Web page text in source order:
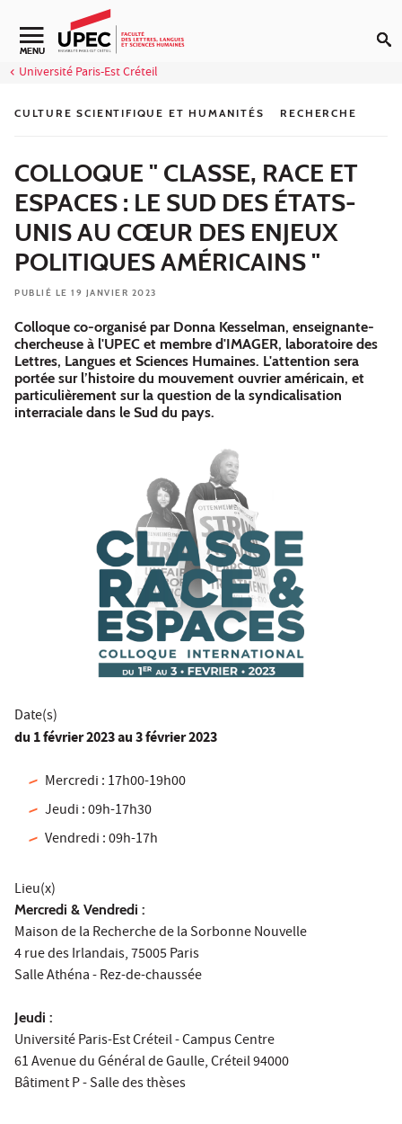
Aller au contenu
Navigation secondaire
MENU
Université Paris-Est Créteil
CULTURE SCIENTIFIQUE ET HUMANITÉS RECHERCHE
COLLOQUE " CLASSE, RACE ET
ESPACES : LE SUD DES ÉTATS-
UNIS AU CŒUR DES ENJEUX
POLITIQUES AMÉRICAINS "
PUBLIÉ LE 19 JANVIER 2023
Colloque co-organisé par Donna Kesselman, enseignante-
chercheuse à l'UPEC et membre d'IMAGER, laboratoire des
Lettres, Langues et Sciences Humaines. L'attention sera
portée sur l’histoire du mouvement ouvrier américain, et
particulièrement sur la question de la syndicalisation
interraciale dans le Sud du pays.
Date(s)
du 1 février 2023au 3 février 2023
Mercredi : 17h00-19h00
Jeudi : 09h-17h30
Vendredi : 09h-17h
Lieu(x)
Mercredi & Vendredi :
Maison de la Recherche de la Sorbonne Nouvelle
4 rue des Irlandais, 75005 Paris
Salle Athéna - Rez-de-chaussée
Jeudi :
Université Paris-Est Créteil - Campus Centre
61 Avenue du Général de Gaulle, Créteil 94000
Bâtiment P - Salle des thèses